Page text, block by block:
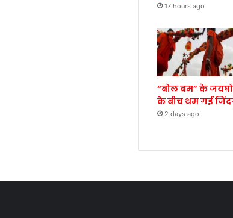
17 hours ago
“बोल बम” के
के बीच थम गई
2 days ago